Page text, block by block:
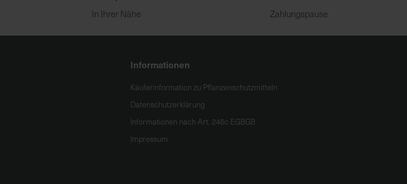
In Ihrer Nähe Zahlungspause
Informationen
Käuferinformation zu Pflanzenschutzmitteln
Datenschutzerklärung
Informationen nach Art. 246c EGBGB
Impressum